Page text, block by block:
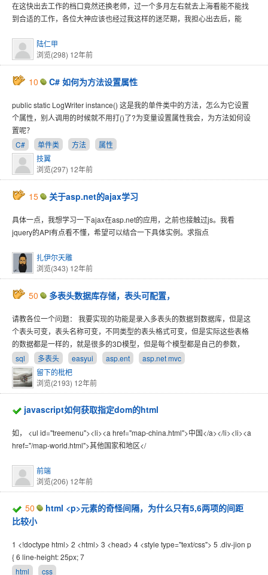
在这快出去工作的档口竟然还换老师，过一个多月左右就去上海看能不能找
到合适的工作，各位大神应该也经过我这样的迷茫期，我担心出去后，能
陆仁甲
浏览(298) 12年前
10 C# 如何为方法设置属性
public static LogWriter instance() 这是我的单件类中的方法，怎么为它设置
个属性，别人调用的时候就不用打()了?为变量设置属性我会，为方法如何设
置呢？
C#
单件类 方法
属性
技翼
浏览(297) 12年前
15 关于asp.net的ajax学习
具体一点，我想学习一下ajax在asp.net的应用，之前也接触过js。我看
jquery的API有点看不懂，希望可以结合一下具体实例。求指点
扎伊尔天雕
浏览(343) 12年前
50 多表头数据库存储，表头可配置，
请教各位一个问题： 我要实现的功能是录入多表头的数据到数据库，但是这
个表头可变，表头名称可变，不同类型的表头格式可变，但是实际这些表格
的数据都是一样的，就是很多的3D模型，但是每个模型都是自己的参数，
sql
多表头 easyui asp.ent
asp.net mvc
留下的枇杷
浏览(2193) 12年前
javascript如何获取指定dom的html
如， <ul id="treemenu"><li><a href="map-china.html">中国</a></li><li><a
href="/map-world.html">其他国家和地区</
前端
浏览(206) 12年前
50
html <p>元素的奇怪间隔，为什么只有5,6两项的间距
比较小
1 <!doctype html> 2 <html> 3 <head> 4 <style type="text/css"> 5 .div-jion p
{ 6 line-height: 25px; 7
html
css